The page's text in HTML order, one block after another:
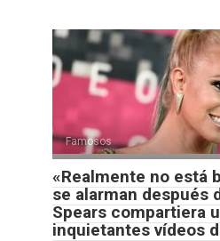
Famosos
«Realmente no está
se alarman después
Spears compartiera
inquietantes vídeos